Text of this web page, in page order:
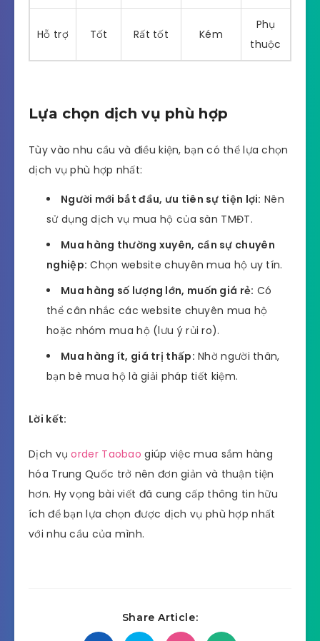
Hỗ trợ Tốt Rất tốt Kém
Phụ
thuộc
Lựa chọn dịch vụ phù hợp
Tùy vào nhu cầu và điều kiện, bạn có thể lựa chọn
dịch vụ phù hợp nhất:
Người mới bắt đầu, ưu tiên sự tiện lợi: Nên
sử dụng dịch vụ mua hộ của sàn TMĐT.
Mua hàng thường xuyên, cần sự chuyên
nghiệp: Chọn website chuyên mua hộ uy tín.
Mua hàng số lượng lớn, muốn giá rẻ: Có
thể cân nhắc các website chuyên mua hộ
hoặc nhóm mua hộ (lưu ý rủi ro).
Mua hàng ít, giá trị thấp: Nhờ người thân,
bạn bè mua hộ là giải pháp tiết kiệm.
Lời kết:
Dịch vụorder Taobao giúp việc mua sắm hàng
hóa Trung Quốc trở nên đơn giản và thuận tiện
hơn. Hy vọng bài viết đã cung cấp thông tin hữu
ích để bạn lựa chọn được dịch vụ phù hợp nhất
với nhu cầu của mình.
Share Article: